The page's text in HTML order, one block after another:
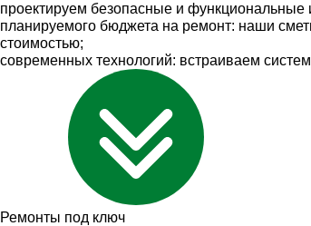
проектируем безопасные и функциональные
планируемого бюджета на ремонт: наши
стоимостью;
современных технологий: встраиваем
Ремонты под ключ